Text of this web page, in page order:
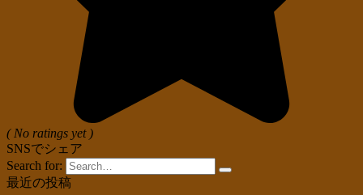
( No ratings yet )
SNSでシェア
Search for:
最近の投稿